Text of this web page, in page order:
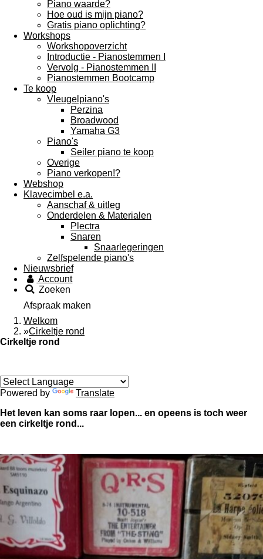
Piano waarde?
Hoe oud is mijn piano?
Gratis piano oplichting?
Workshops
Workshopoverzicht
Introductie - Pianostemmen I
Vervolg - Pianostemmen II
Pianostemmen Bootcamp
Te koop
Vleugelpiano's
Perzina
Broadwood
Yamaha G3
Piano's
Seiler piano te koop
Overige
Piano verkopen!?
Webshop
Klavecimbel e.a.
Aanschaf & uitleg
Onderdelen & Materialen
Plectra
Snaren
Snaarlegeringen
Zelfspelende piano's
Nieuwsbrief
Account
Zoeken
Afspraak maken
Welkom
»Cirkeltje rond
Cirkeltje rond
Powered by
Translate
Het leven kan soms raar lopen... en opeens is toch weer
een cirkeltje rond...